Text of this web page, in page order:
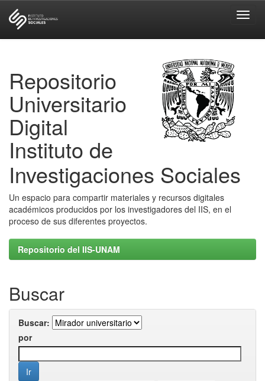
Repositorio
Universitario
Digital
Instituto de
Investigaciones Sociales
Un espacio para compartir materiales y recursos digitales
académicos producidos por los investigadores del IIS, en el
proceso de sus diferentes proyectos.
Repositorio del IIS-UNAM
Buscar
Buscar:
por